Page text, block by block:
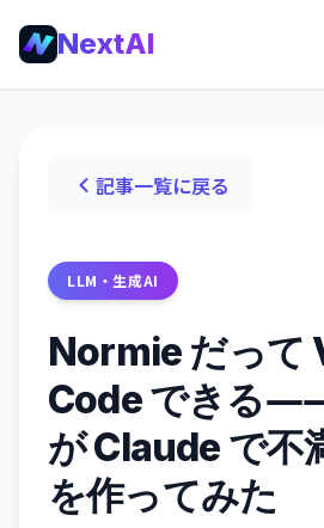
NextAI
記事一覧に戻る
LLM・生成AI
Normie だって
Code できる
が Claude で不
を作ってみた